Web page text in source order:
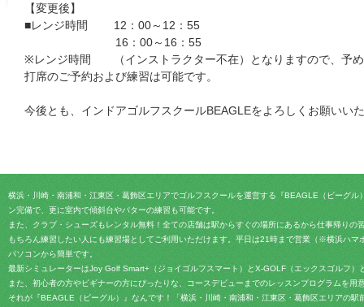
【変更後】
■レンジ時間 12：00～12：55
16：00～16：55
※レンジ時間 （インストラクター不在）となりますので、予め
打席のご予約および練習は可能です。
今後とも、インドアゴルフスクールBEAGLEをよろしくお願いい
横浜・川崎・南浦和・江東区・葛飾区エリアでゴルフスクールを運営する『BEAGLE（ビーグ
ン完備で、更に室内で傾斜台やパターの練習も可能です。
また、クラブ・シューズもレンタル無料！全ての店舗は駅からすぐの場所にあるから仕事帰りの
もちろん練習したい人にも練習場としてご利用いただけます。平日は21時まで営業（※横浜ハ
パソコンから簡単です。
最新シミュレーターはJoy Golf Smart+（ジョイゴルフスマート）とX-GOLF（エックスゴルフ
また、初心者の方やビギナーの方にぴったりな、コースデビューまでのレッスンプログラムを
それが『BEAGLE（ビーグル）』なんです！「横浜・川崎・南浦和・江東区・葛飾区エリアの